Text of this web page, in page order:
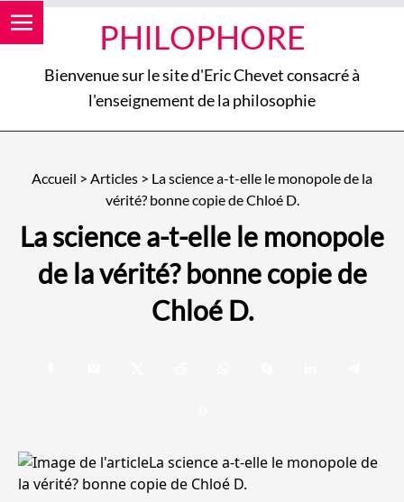
PHILOPHORE
Bienvenue sur le site d'Eric Chevet consacré à
l'enseignement de la philosophie
Accueil > Articles > La science a-t-elle le monopole de la
vérité? bonne copie de Chloé D.
La science a-t-elle le monopole
de la vérité? bonne copie de
Chloé D.